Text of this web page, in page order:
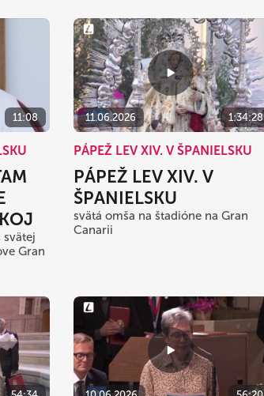
11:08
svätej
Gran
11.06.2026 1:34:28
PÁPEŽ LEV XIV. V ŠPANIELSKU
PÁPEŽ LEV XIV. V
ŠPANIELSKU
svätá omša na štadióne na Gran
Canarii